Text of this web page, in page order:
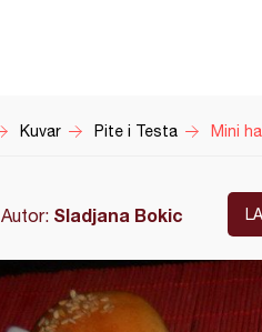
Kuvar Pite i Testa Mini
Autor: Sladjana Bokic